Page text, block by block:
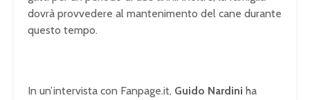
dovrà provvedere al mantenimento del cane durante
questo tempo.
In un’intervista con Fanpage.it, Guido Nardini ha